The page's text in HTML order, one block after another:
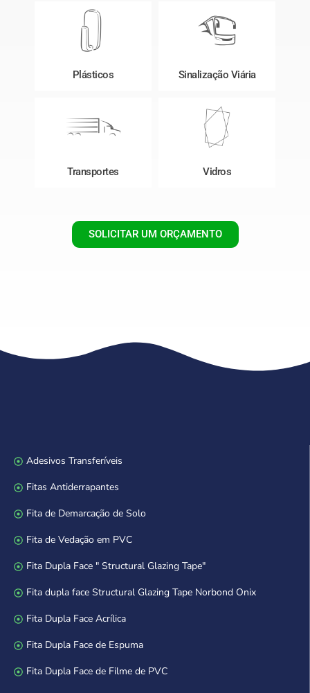
Plásticos Sinalização Viária
Transportes Vidros
SOLICITAR UM ORÇAMENTO
Adesivos Transferíveis
Fitas Antiderrapantes
Fita de Demarcação de Solo
Fita de Vedação em PVC
Fita Dupla Face " Structural Glazing Tape"
Fita dupla face Structural Glazing Tape Norbond Onix
Fita Dupla Face Acrílica
Fita Dupla Face de Espuma
Fita Dupla Face de Filme de PVC